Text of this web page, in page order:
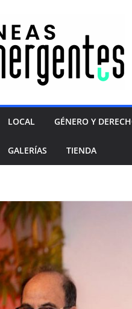
LOCAL GÉNERO Y
GALERÍAS TIENDA